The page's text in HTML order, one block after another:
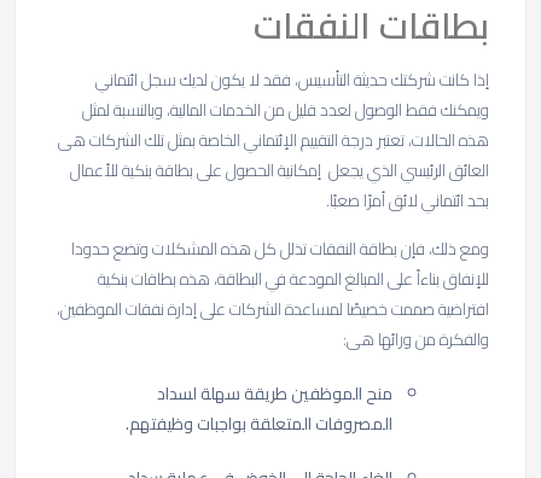
بطاقات النفقات
إذا كانت شركتك حديثة التأسيس، فقد لا يكون لديك سجل ائتماني
ويمكنك فقط الوصول لعدد قليل من الخدمات المالية، وبالنسبة لمثل
هذه الحالات، تعتبر درجة التقييم الإئتماني الخاصة بمثل تلك الشركات هى
العائق الرئيسي الذي يجعل إمكانية الحصول على بطاقة بنكية للأعمال
بحد ائتماني لائق أمرًا صعبًا.
ومع ذلك، فإن بطاقة النفقات تذلل كل هذه المشكلات وتضع حدودا
للإنفاق بناءاً على المبالغ المودعة في البطاقة، هذه بطاقات بنكية
افتراضية صممت خصيصًا لمساعدة الشركات على إدارة نفقات الموظفين،
والفكرة من ورائها هى:
منح الموظفين طريقة سهلة لسداد
المصروفات المتعلقة بواجبات وظيفتهم.